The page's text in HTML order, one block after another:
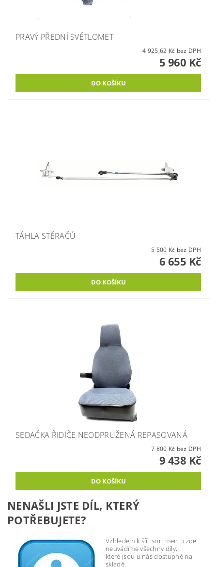
PRAVÝ PŘEDNÍ SVĚTLOMET
4 925,62 Kč bez DPH
5 960 Kč
TÁHLA STĚRAČŮ
5 500 Kč bez DPH
6 655 Kč
SEDAČKA ŘIDIČE NEODPRUŽENÁ REPASOVANÁ
7 800 Kč bez DPH
9 438 Kč
NENAŠLI JSTE DÍL, KTERÝ
POTŘEBUJETE?
Vzhledem k šíři sortimentu zde
neuvádíme všechny díly,
které jsou u nás dostupné na
skladě.